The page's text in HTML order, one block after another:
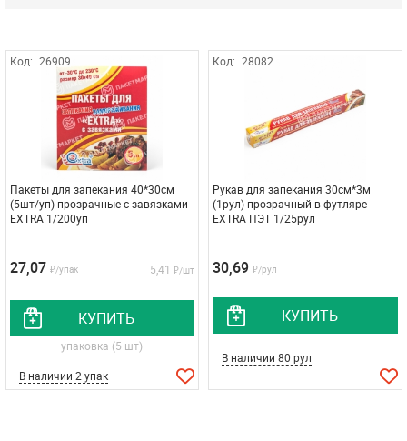
Код: 26909
Пакеты для запекания 40*30см
(5шт/уп) прозрачные с завязками
EXTRA 1/200уп
27,07 ₽/упак 5,41 ₽/шт
КУПИТЬ
упаковка (5 шт)
В наличии 2 упак
Код: 28082
Рукав для запекания 30см*3м
(1рул) прозрачный в футляре
EXTRA ПЭТ 1/25рул
30,69 ₽/рул
КУПИТЬ
В наличии 80 рул